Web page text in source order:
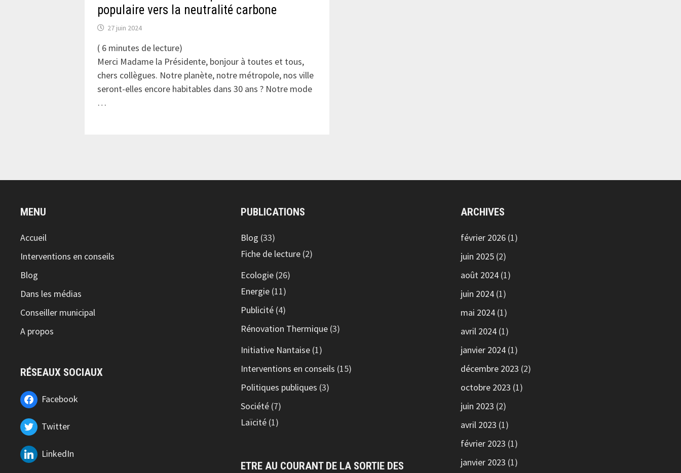
populaire vers la neutralité carbone
27 juin 2024
( 6 minutes de lecture)
Merci Madame la Présidente, bonjour à toutes et tous,
chers collègues. Notre planète, notre métropole, nos ville
seront-elles encore habitables dans 30 ans ? Notre mode
…
MENU
Accueil
Interventions en conseils
Blog
Dans les médias
Conseiller municipal
A propos
RÉSEAUX SOCIAUX
Facebook
Twitter
LinkedIn
PUBLICATIONS
Blog (33)
Fiche de lecture(2)
Ecologie(26)
Energie(11)
Publicité(4)
Rénovation Thermique(3)
Initiative Nantaise(1)
Interventions en conseils (15)
Politiques publiques (3)
Société(7)
Laïcité(1)
ETRE AU COURANT DE LA SORTIE DES
ARCHIVES
février 2026 (1)
juin 2025 (2)
août 2024 (1)
juin 2024 (1)
mai 2024 (1)
avril 2024 (1)
janvier 2024 (1)
décembre 2023 (2)
octobre 2023 (1)
juin 2023 (2)
avril 2023 (1)
février 2023 (1)
janvier 2023 (1)